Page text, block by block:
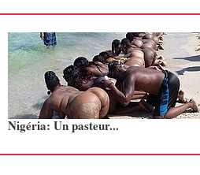
Nigéria: Un pasteur...